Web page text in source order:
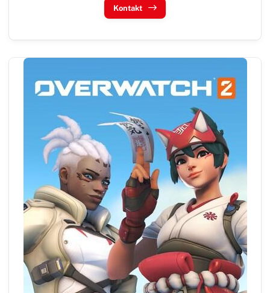
Kontakt
Tischtennis
Turnen
Volleyball
Zwiebelbühne
Mitglieder-Service
Verantwortung